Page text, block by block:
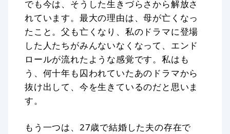
でも今は、そうした生きづらさから解放さ
れています。最大の理由は、母が亡くなっ
たこと。父も亡くなり、私のドラマに登場
した人たちがみんないなくなって、エンド
ロールが流れたような感覚です。私はも
う、何十年も囚われていたあのドラマから
抜け出して、今を生きているのだと思いま
す。
もう一つは、27歳で結婚した夫の存在で